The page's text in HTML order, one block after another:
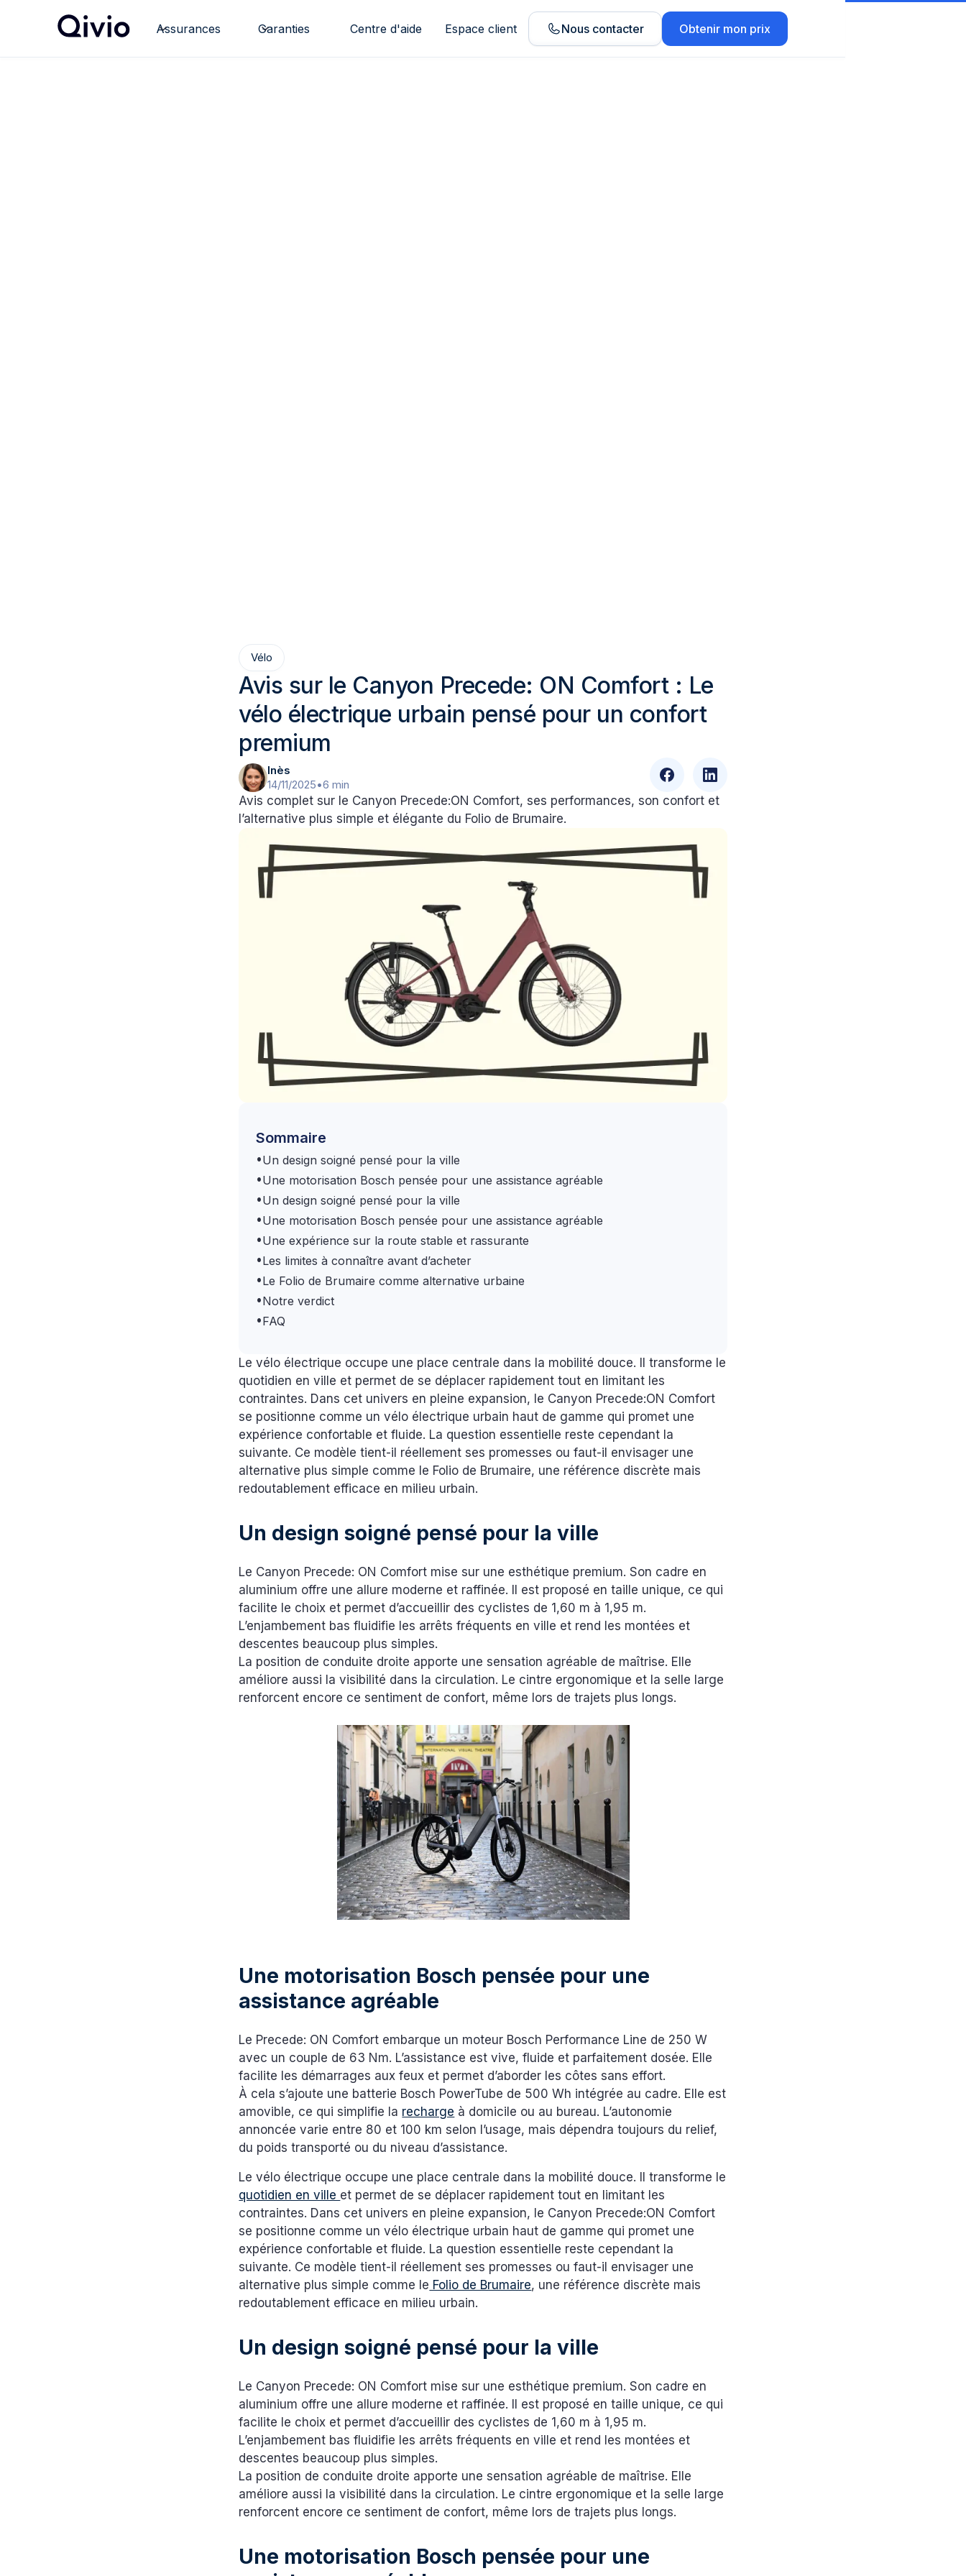
Assurances Garanties Centre d'aide Espace client Nous contacter Obtenir mon prix
Vélo
Avis sur le Canyon Precede: ON Comfort : Le
vélo électrique urbain pensé pour un confort
premium
Inès
14/11/2025•6 min
Avis complet sur le Canyon Precede:ON Comfort, ses performances, son confort et
l’alternative plus simple et élégante du Folio de Brumaire.
Sommaire
•Un design soigné pensé pour la ville
•Une motorisation Bosch pensée pour une assistance agréable
•Un design soigné pensé pour la ville
•Une motorisation Bosch pensée pour une assistance agréable
•Une expérience sur la route stable et rassurante
•Les limites à connaître avant d’acheter
•Le Folio de Brumaire comme alternative urbaine
•Notre verdict
•FAQ
Le vélo électrique occupe une place centrale dans la mobilité douce. Il transforme le
quotidien en ville et permet de se déplacer rapidement tout en limitant les
contraintes. Dans cet univers en pleine expansion, le Canyon Precede:ON Comfort
se positionne comme un vélo électrique urbain haut de gamme qui promet une
expérience confortable et fluide. La question essentielle reste cependant la
suivante. Ce modèle tient-il réellement ses promesses ou faut-il envisager une
alternative plus simple comme le Folio de Brumaire, une référence discrète mais
redoutablement efficace en milieu urbain.
Un design soigné pensé pour la ville
Le Canyon Precede: ON Comfort mise sur une esthétique premium. Son cadre en
aluminium offre une allure moderne et raffinée. Il est proposé en taille unique, ce qui
facilite le choix et permet d’accueillir des cyclistes de 1,60 m à 1,95 m.
L’enjambement bas fluidifie les arrêts fréquents en ville et rend les montées et
descentes beaucoup plus simples.
La position de conduite droite apporte une sensation agréable de maîtrise. Elle
améliore aussi la visibilité dans la circulation. Le cintre ergonomique et la selle large
renforcent encore ce sentiment de confort, même lors de trajets plus longs.
Une motorisation Bosch pensée pour une
assistance agréable
Le Precede: ON Comfort embarque un moteur Bosch Performance Line de 250 W
avec un couple de 63 Nm. L’assistance est vive, fluide et parfaitement dosée. Elle
facilite les démarrages aux feux et permet d’aborder les côtes sans effort.
À cela s’ajoute une batterie Bosch PowerTube de 500 Wh intégrée au cadre. Elle est
amovible, ce qui simplifie la recharge à domicile ou au bureau. L’autonomie
annoncée varie entre 80 et 100 km selon l’usage, mais dépendra toujours du relief,
du poids transporté ou du niveau d’assistance.
Le vélo électrique occupe une place centrale dans la mobilité douce. Il transforme le
quotidien en ville et permet de se déplacer rapidement tout en limitant les
contraintes. Dans cet univers en pleine expansion, le Canyon Precede:ON Comfort
se positionne comme un vélo électrique urbain haut de gamme qui promet une
expérience confortable et fluide. La question essentielle reste cependant la
suivante. Ce modèle tient-il réellement ses promesses ou faut-il envisager une
alternative plus simple comme le Folio de Brumaire, une référence discrète mais
redoutablement efficace en milieu urbain.
Un design soigné pensé pour la ville
Le Canyon Precede: ON Comfort mise sur une esthétique premium. Son cadre en
aluminium offre une allure moderne et raffinée. Il est proposé en taille unique, ce qui
facilite le choix et permet d’accueillir des cyclistes de 1,60 m à 1,95 m.
L’enjambement bas fluidifie les arrêts fréquents en ville et rend les montées et
descentes beaucoup plus simples.
La position de conduite droite apporte une sensation agréable de maîtrise. Elle
améliore aussi la visibilité dans la circulation. Le cintre ergonomique et la selle large
renforcent encore ce sentiment de confort, même lors de trajets plus longs.
Une motorisation Bosch pensée pour une